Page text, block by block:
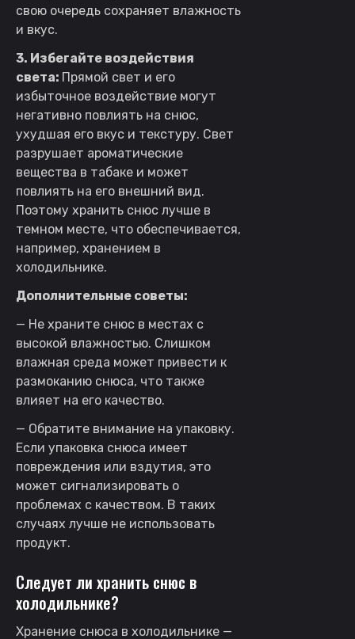
свою очередь сохраняет влажность
и вкус.
3. Избегайте воздействия
света: Прямой свет и его
избыточное воздействие могут
негативно повлиять на снюс,
ухудшая его вкус и текстуру. Свет
разрушает ароматические
вещества в табаке и может
повлиять на его внешний вид.
Поэтому хранить снюс лучше в
темном месте, что обеспечивается,
например, хранением в
холодильнике.
Дополнительные советы:
— Не храните снюс в местах с
высокой влажностью. Слишком
влажная среда может привести к
размоканию снюса, что также
влияет на его качество.
— Обратите внимание на упаковку.
Если упаковка снюса имеет
повреждения или вздутия, это
может сигнализировать о
проблемах с качеством. В таких
случаях лучше не использовать
продукт.
Следует ли хранить снюс в
холодильнике?
Хранение снюса в холодильнике —